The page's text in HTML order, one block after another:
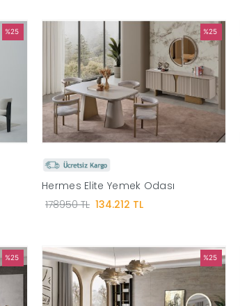
%25 %25
Hermes Elite Yemek Odası
178950 TL 134.212 TL
%25 %25